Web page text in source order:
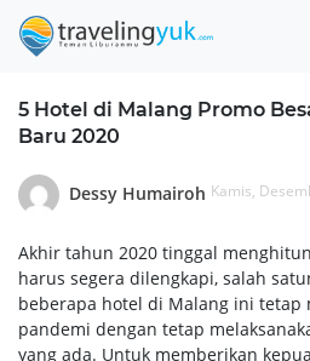
5 Hotel di Malang Promo
Baru 2020
Dessy Humairoh Kamis,
Akhir tahun 2020 tinggal
harus segera dilengkapi, salah
beberapa hotel di Malang ini tetap
pandemi dengan tetap
yang ada. Untuk memberikan